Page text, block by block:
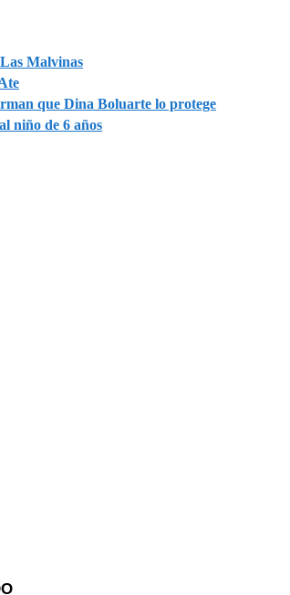
Las Malvinas
que Dina Boluarte lo protege
niño de 6 años